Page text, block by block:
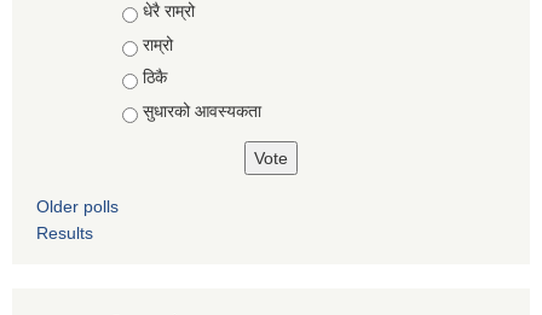
Choices
धेरै राम्रो
राम्रो
ठिकै
सुधारको आवस्यकता
Older polls
Results